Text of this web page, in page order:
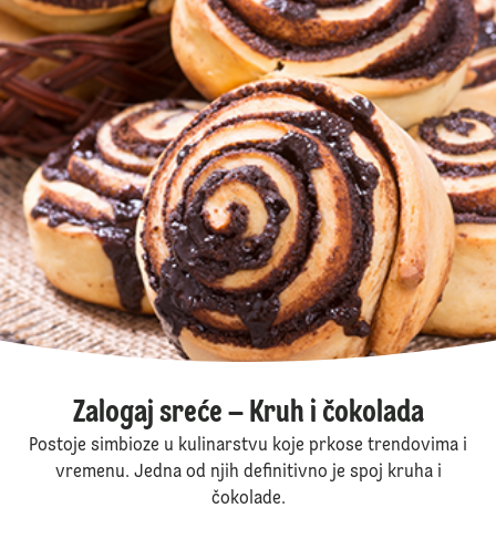
Zalogaj sreće – Kruh i čokolada
Postoje simbioze u kulinarstvu koje prkose trendovima i
vremenu. Jedna od njih definitivno je spoj kruha i
čokolade.